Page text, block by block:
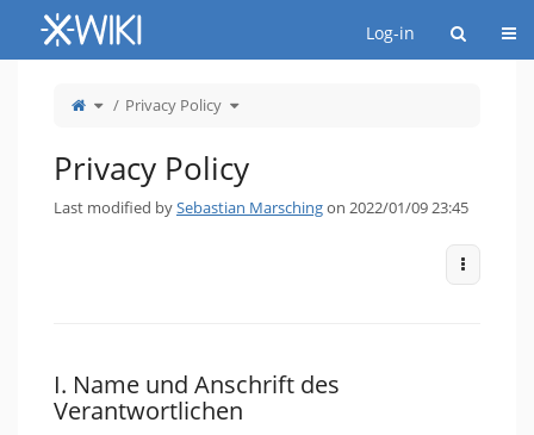
Home
Log-in
Toggle
theparent
Privacy Policy Toggle
the
Privacy Policy
Last modified bySebastian Marschingon 2022/01/09 23:45
More
I. Name und Anschrift des
Verantwortlichen